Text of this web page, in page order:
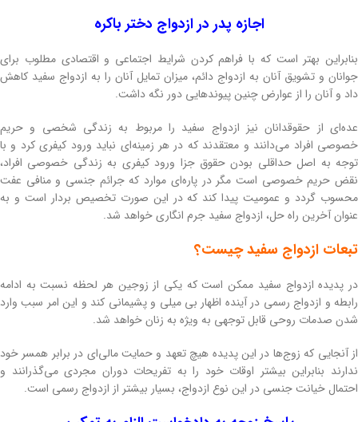
اجازه پدر در ازدواج دختر باکره
بنابراین بهتر است که با فراهم کردن شرایط اجتماعی و اقتصادی مطلوب برای
جوانان و تشویق آنان به ازدواج دائم، میزان تمایل آنان را به ازدواج سفید کاهش
داد و آنان را از عوارض چنین پیوندهایی دور نگه داشت.
عده‌ای از حقوقدانان نیز ازدواج سفید را مربوط به زندگی شخصی و حریم
خصوصی افراد می‌دانند و معتقدند که در هر زمینه‌ای نباید ورود کیفری کرد و با
توجه به اصل حداقلی بودن حقوق جزا ورود کیفری به زندگی خصوصی افراد،
نقض حریم خصوصی است مگر در پاره‌ای موارد که جرائم جنسی و منافی عفت
محسوب گردد و عمومیت پیدا کند که در این صورت تخصیص بردار است و به
عنوان آخرین راه حل، ازدواج سفید جرم انگاری خواهد شد.
تبعات ازدواج سفید چیست؟
در پدیده ازدواج سفید ممکن است که یکی از زوجین هر لحظه نسبت به ادامه
رابطه و ازدواج رسمی در آینده اظهار بی ‌میلی و پشیمانی کند و این امر سبب وارد
شدن صدمات روحی قابل توجهی به ویژه به زنان خواهد شد.
از آنجایی که زوج‌ها در این پدیده هیچ تعهد و حمایت مالی‌ای در برابر همسر خود
ندارند بنابراین بیشتر اوقات خود را به تفریحات دوران مجردی می‌گذرانند و
احتمال خیانت جنسی در این نوع ازدواج، بسیار بیشتر از ازدواج رسمی است.